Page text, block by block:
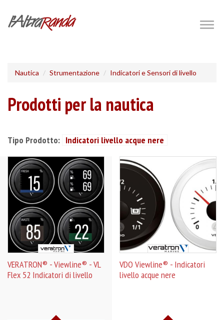
Nautica Strumentazione Indicatori e Sensori di livello
Prodotti per la nautica
Tipo Prodotto: Indicatori livello acque nere
VERATRON® - Viewline® - VL
Flex 52 Indicatori di livello
VDO Viewline® - Indicatori
livello acque nere